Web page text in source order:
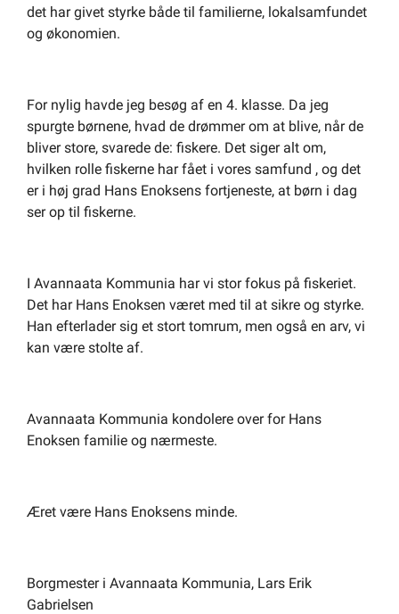
det har givet styrke både til familierne, lokalsamfundet
og økonomien.
For nylig havde jeg besøg af en 4. klasse. Da jeg
spurgte børnene, hvad de drømmer om at blive, når de
bliver store, svarede de: fiskere. Det siger alt om,
hvilken rolle fiskerne har fået i vores samfund , og det
er i høj grad Hans Enoksens fortjeneste, at børn i dag
ser op til fiskerne.
I Avannaata Kommunia har vi stor fokus på fiskeriet.
Det har Hans Enoksen været med til at sikre og styrke.
Han efterlader sig et stort tomrum, men også en arv, vi
kan være stolte af.
Avannaata Kommunia kondolere over for Hans
Enoksen familie og nærmeste.
Æret være Hans Enoksens minde.
Borgmester i Avannaata Kommunia, Lars Erik
Gabrielsen